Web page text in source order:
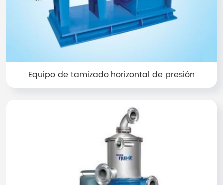
Equipo de tamizado horizontal de presión